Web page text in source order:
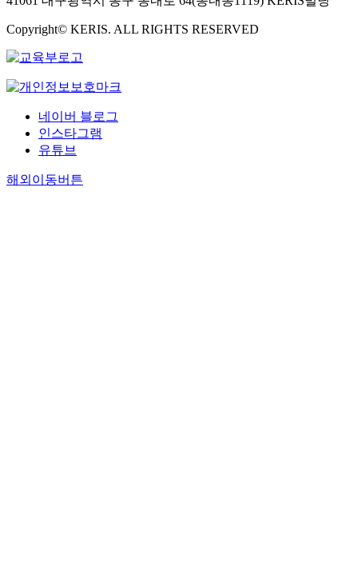
Copyright© KERIS. ALL RIGHTS RESERVED
네이버 블로그
인스타그램
유튜브
해외이동버튼